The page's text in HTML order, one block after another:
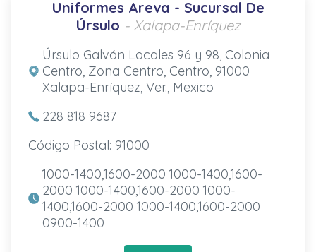
Uniformes Areva - Sucursal De
Úrsulo - Xalapa-Enríquez
Úrsulo Galván Locales 96 y 98, Colonia
Centro, Zona Centro, Centro, 91000
Xalapa-Enríquez, Ver., Mexico
228 818 9687
Código Postal: 91000
1000-1400,1600-2000 1000-1400,1600-
2000 1000-1400,1600-2000 1000-
1400,1600-2000 1000-1400,1600-2000
0900-1400